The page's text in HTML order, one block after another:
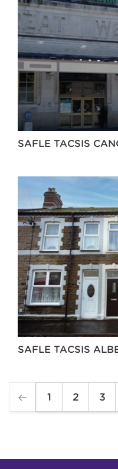
SAFLE TACSIS
SAFLE TACSIS
1 2 3